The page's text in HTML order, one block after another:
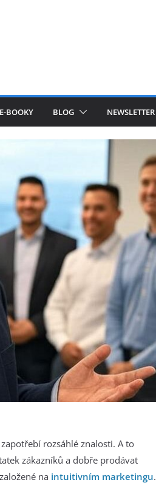
BOOKY BLOG NEWSLETTER
rozsáhlé znalosti. A to
zákazníků a dobře prodávat
na intuitivním marketingu.